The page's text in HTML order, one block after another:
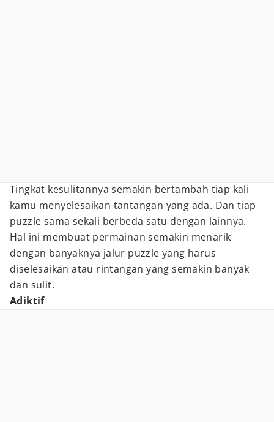
Tingkat kesulitannya semakin bertambah tiap kali
kamu menyelesaikan tantangan yang ada. Dan tiap
puzzle sama sekali berbeda satu dengan lainnya.
Hal ini membuat permainan semakin menarik
dengan banyaknya jalur puzzle yang harus
diselesaikan atau rintangan yang semakin banyak
dan sulit.
Adiktif